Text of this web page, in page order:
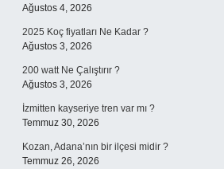
Ağustos 4, 2026
2025 Koç fiyatları Ne Kadar ?
Ağustos 3, 2026
200 watt Ne Çalıştırır ?
Ağustos 3, 2026
İzmitten kayseriye tren var mı ?
Temmuz 30, 2026
Kozan, Adana’nın bir ilçesi midir ?
Temmuz 26, 2026